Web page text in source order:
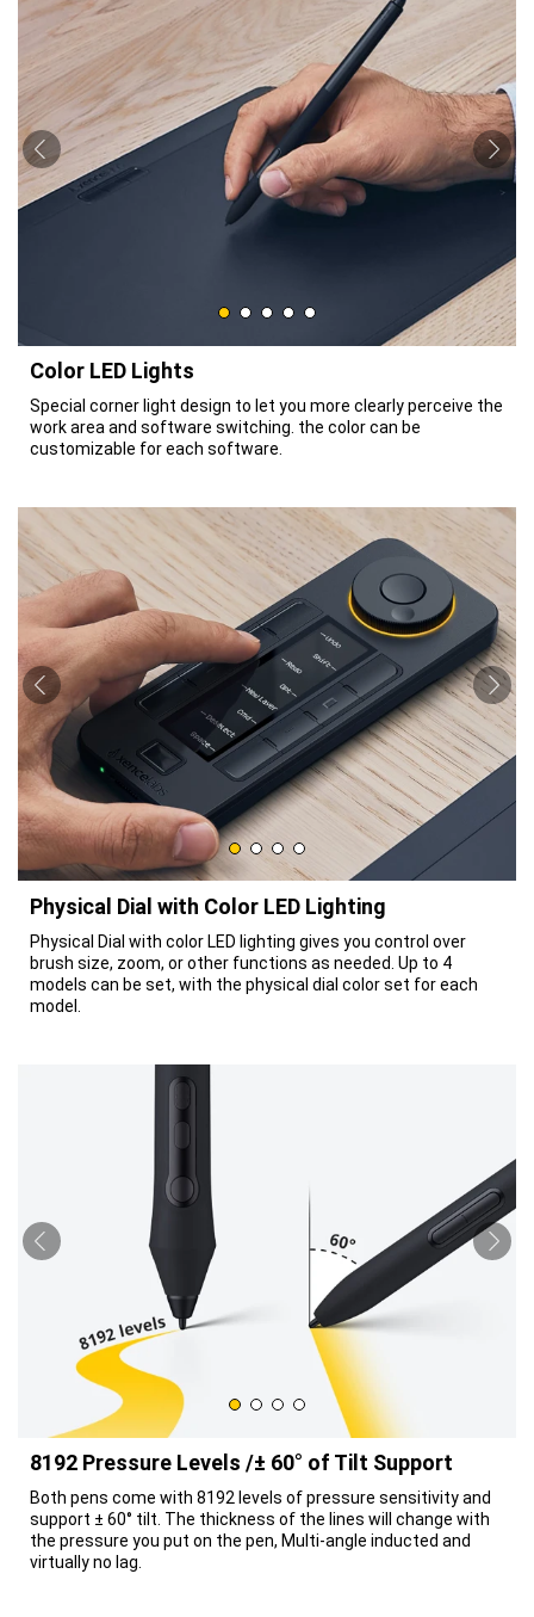
Color LED Lights
Special corner light design to let you more clearly perceive the
work area and software switching. the color can be
customizable for each software.
Physical Dial with Color LED Lighting
Physical Dial with color LED lighting gives you control over
brush size, zoom, or other functions as needed. Up to 4
models can be set, with the physical dial color set for each
model.
8192 Pressure Levels /± 60° of Tilt Support
Both pens come with 8192 levels of pressure sensitivity and
support ± 60° tilt. The thickness of the lines will change with
the pressure you put on the pen, Multi-angle inducted and
virtually no lag.